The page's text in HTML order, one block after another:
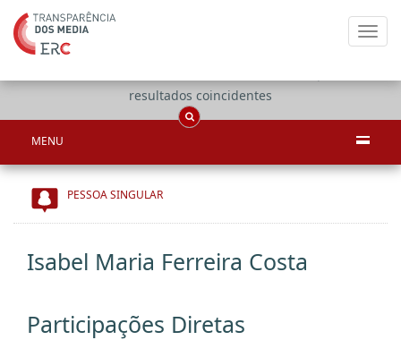
resultados coincidentes
MENU
PESSOA SINGULAR
Isabel Maria Ferreira Costa
Participações Diretas